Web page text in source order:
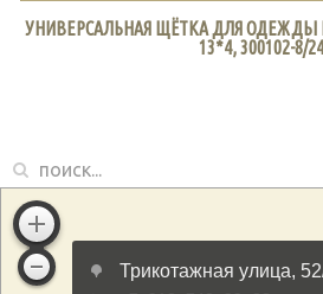
УНИВЕРСАЛЬНАЯ ЩЁТКА ДЛЯ ОДЕЖДЫ
13*4, 300102-8/